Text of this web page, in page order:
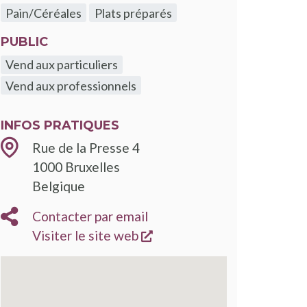
Pain/Céréales
Plats préparés
PUBLIC
Vend aux particuliers
Vend aux professionnels
INFOS PRATIQUES
Rue de la Presse 4
1000 Bruxelles
Belgique
Contacter par email
Visiter le site web
s'ouvre dans une